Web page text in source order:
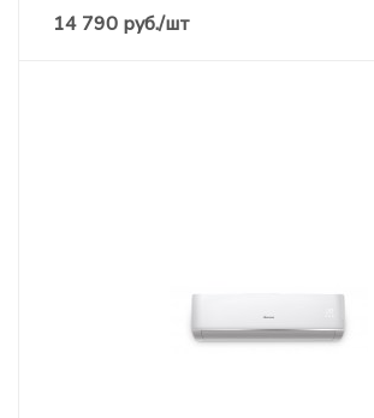
14 790 руб./шт